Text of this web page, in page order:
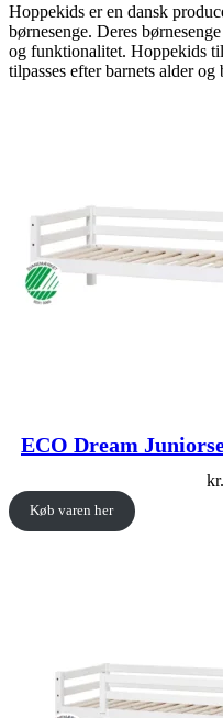
Hoppekids er en dansk
børnesenge. Deres
og funktionalitet. Hoppekids
tilpasses efter barnets alder og
ECO Dream
kr.
Køb varen her